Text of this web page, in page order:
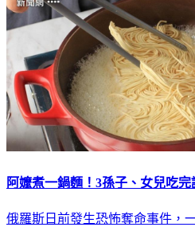
阿嬤煮一鍋麵！3孫子、女兒吃
俄羅斯日前發生恐怖奪命事件，